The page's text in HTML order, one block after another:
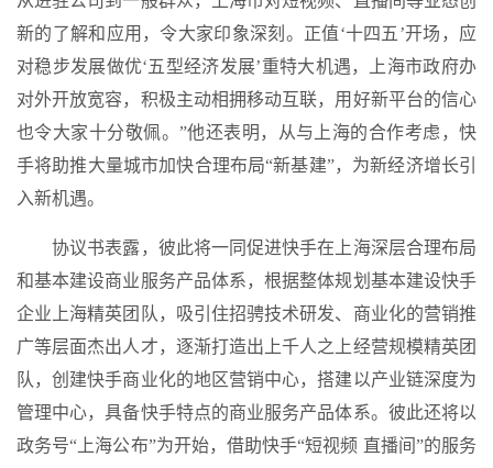
新的了解和应用，令大家印象深刻。正值‘十四五’开场，应
对稳步发展做优‘五型经济发展’重特大机遇，上海市政府办
对外开放宽容，积极主动相拥移动互联，用好新平台的信心
也令大家十分敬佩。”他还表明，从与上海的合作考虑，快
手将助推大量城市加快合理布局“新基建”，为新经济增长引
入新机遇。
协议书表露，彼此将一同促进快手在上海深层合理布局
和基本建设商业服务产品体系，根据整体规划基本建设快手
企业上海精英团队，吸引住招骋技术研发、商业化的营销推
广等层面杰出人才，逐渐打造出上千人之上经营规模精英团
队，创建快手商业化的地区营销中心，搭建以产业链深度为
管理中心，具备快手特点的商业服务产品体系。彼此还将以
政务号“上海公布”为开始，借助快手“短视频 直播间”的服务